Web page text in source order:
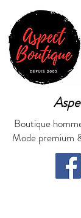
Boutique
Mode premium